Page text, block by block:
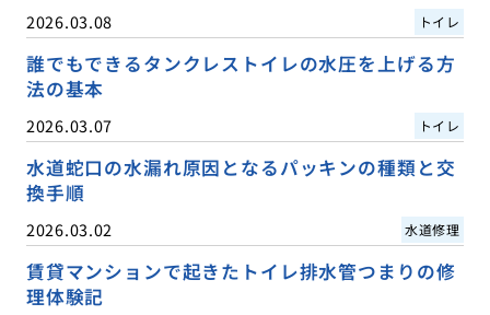
2026.03.08 トイレ
誰でもできるタンクレストイレの水圧を上げる方
法の基本
2026.03.07 トイレ
水道蛇口の水漏れ原因となるパッキンの種類と交
換手順
2026.03.02 水道修理
賃貸マンションで起きたトイレ排水管つまりの修
理体験記